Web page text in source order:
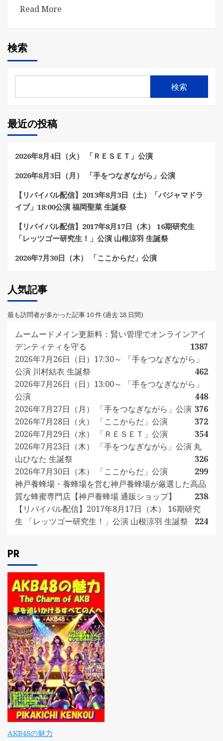
Read More
検索
検索
最近の投稿
2026年8月4日（火） 「ＲＥＳＥＴ」公演
2026年8月3日（月） 「手をつなぎながら」公演
【リバイバル配信】2013年8月3日（土）「パジャマドラ
イブ」18:00公演 福岡聖菜 生誕祭
【リバイバル配信】2017年8月17日（木） 16期研究生
「レッツゴー研究生！」公演 山根涼羽 生誕祭
2026年7月30日（木） 「ここからだ」公演
人気記事
最も訪問者が多かった記事 10 件 (過去 28 日間)
ムームードメイン更新料：賢い管理でオンラインアイ
デンティティを守る
1387
2026年7月26日（日）17:30～ 「手をつなぎながら」
公演 川村結衣 生誕祭
462
2026年7月26日（日）13:00～ 「手をつなぎながら」
公演
448
2026年7月27日（月） 「手をつなぎながら」公演 376
2026年7月28日（火） 「ここからだ」公演
372
2026年7月29日（水） 「ＲＥＳＥＴ」公演
354
2026年7月23日（木） 「手をつなぎながら」公演 丸
山ひなた 生誕祭
326
2026年7月30日（木） 「ここからだ」公演
299
神戸養蜂場・養蜂場を営む神戸養蜂場が厳選した高品
質な蜂蜜専門店【神戸養蜂場 通販ショップ】
238
【リバイバル配信】2017年8月17日（木） 16期研究
生 「レッツゴー研究生！」公演 山根涼羽 生誕祭
224
PR
AKB48の魅力